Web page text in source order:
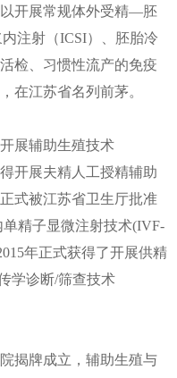
开展常规体外受精—胚
注射（ICSI）、胚胎冷
检、习惯性流产的免疫
在江苏省名列前茅。
展辅助生殖技术
开展夫精人工授精辅助
式被江苏省卫生厅批准
精子显微注射技术(IVF-
年正式获得了开展供精
学诊断/筛查技术
揭牌成立，辅助生殖与